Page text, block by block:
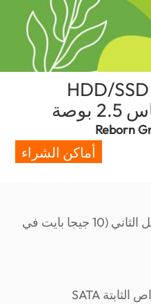
علبة محرك أقراص HDD/SSD
أماكن الشراء
واجهة USB 3.2 من الجيل الثاني (10 جيجا بايت في
متوافق مع محرك الأقراص الثابتة SATA